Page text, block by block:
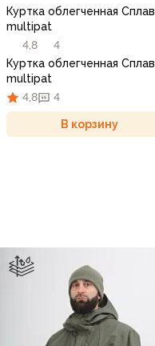
Куртка облегченная Сплав
multipat
4,8
4
Куртка облегченная Сплав
multipat
4,8
4
В корзину